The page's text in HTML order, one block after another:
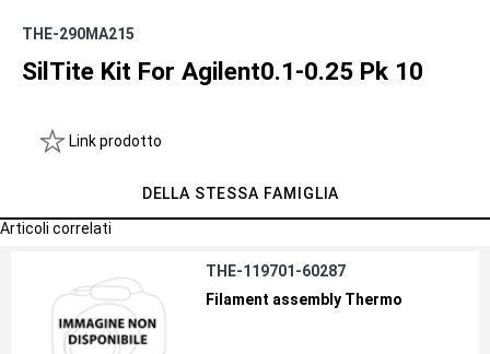
THE-290MA215
SilTite Kit For Agilent0.1-0.25 Pk 10
Link prodotto
DELLA STESSA FAMIGLIA
Articoli correlati
THE-119701-60287
Filament assembly Thermo